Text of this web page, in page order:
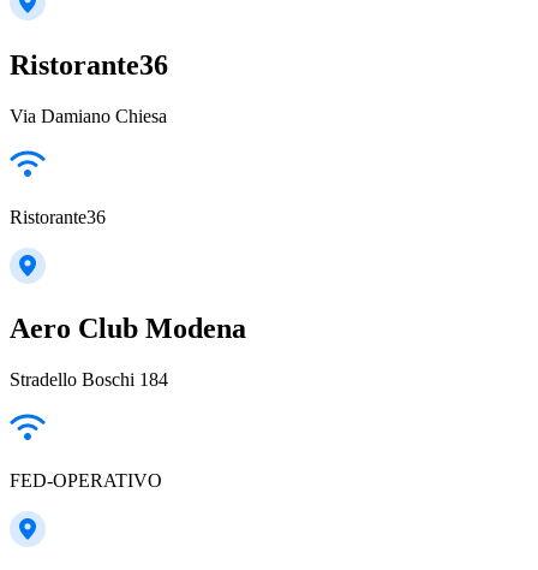
Ristorante36
Via Damiano Chiesa
Ristorante36
Aero Club Modena
Stradello Boschi 184
FED-OPERATIVO